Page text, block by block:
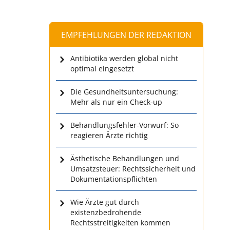
EMPFEHLUNGEN DER REDAKTION
Antibiotika werden global nicht
optimal eingesetzt
Die Gesundheitsuntersuchung:
Mehr als nur ein Check-up
Behandlungsfehler-Vorwurf: So
reagieren Ärzte richtig
Ästhetische Behandlungen und
Umsatzsteuer: Rechtssicherheit und
Dokumentationspflichten
Wie Ärzte gut durch
existenzbedrohende
Rechtsstreitigkeiten kommen